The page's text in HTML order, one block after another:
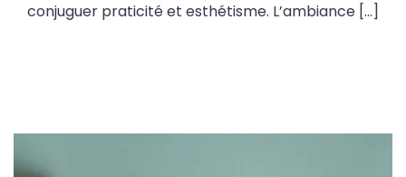
conjuguer praticité et esthétisme. L’ambiance […]